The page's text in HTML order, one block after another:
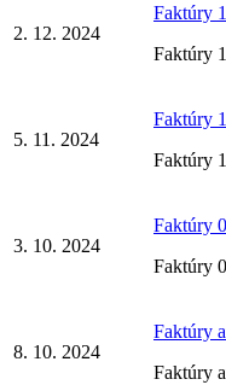
2. 12. 2024
Faktúry
Faktúry
5. 11. 2024
Faktúry
Faktúry
3. 10. 2024
Faktúry
Faktúry
8. 10. 2024
Faktúry
Faktúry